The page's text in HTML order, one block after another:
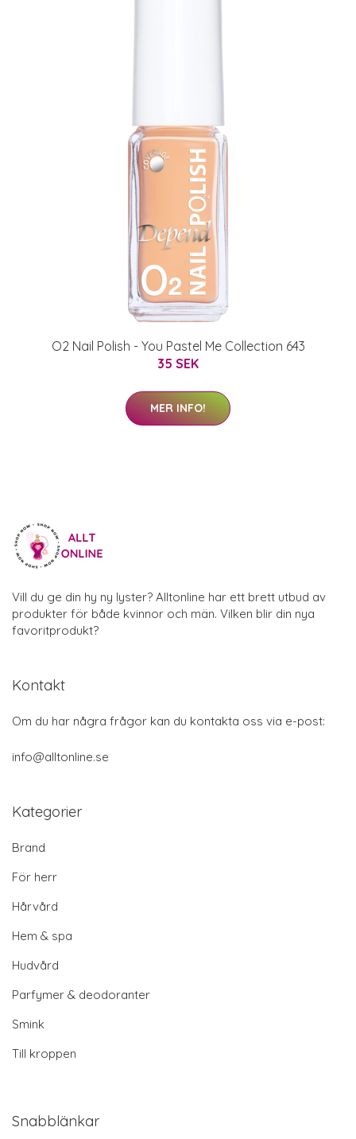
O2 Nail Polish - You Pastel Me Collection 643
35 SEK
MER INFO!
Vill du ge din hy ny lyster? Alltonline har ett brett utbud av
produkter för både kvinnor och män. Vilken blir din nya
favoritprodukt?
Kontakt
Om du har några frågor kan du kontakta oss via e-post:
info@alltonline.se
Kategorier
Brand
För herr
Hårvård
Hem & spa
Hudvård
Parfymer & deodoranter
Smink
Till kroppen
Snabblänkar